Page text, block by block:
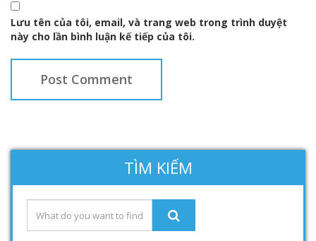
Lưu tên của tôi, email, và trang web trong trình duyệt
này cho lần bình luận kế tiếp của tôi.
TÌM KIẾM